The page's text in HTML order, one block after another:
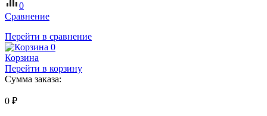
0
Сравнение
Перейти в сравнение
0
Корзина
Перейти в корзину
Сумма заказа:
0 ₽